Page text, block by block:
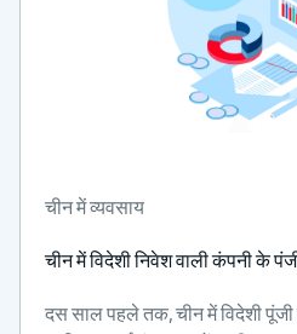
चीन में व्यवसाय
चीन में विदेशी निवेश वाली कंपनी के
दस साल पहले तक, चीन में विदेशी